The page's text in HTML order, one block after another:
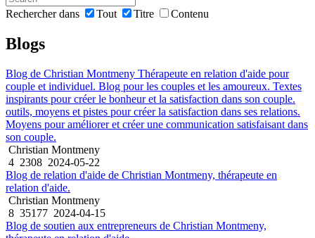
Rechercher dans Tout Titre Contenu
Blogs
Blog de Christian Montmeny Thérapeute en relation d'aide pour
couple et individuel. Blog pour les couples et les amoureux. Textes
inspirants pour créer le bonheur et la satisfaction dans son couple.
outils, moyens et pistes pour créer la satisfaction dans ses relations.
Moyens pour améliorer et créer une communication satisfaisant dans
son couple.
Christian Montmeny
4 2308 2024-05-22
Blog de relation d'aide de Christian Montmeny, thérapeute en
relation d'aide.
Christian Montmeny
8 35177 2024-04-15
Blog de soutien aux entrepreneurs de Christian Montmeny,